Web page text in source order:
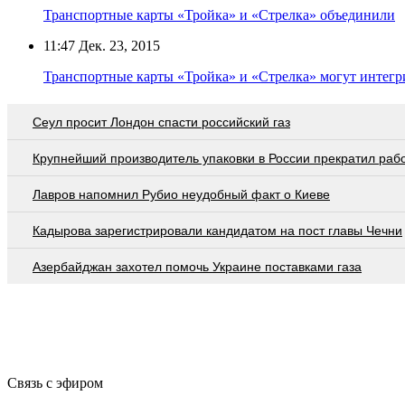
Транспортные карты «Тройка» и «Стрелка» объединили
11:47 Дек. 23, 2015
Транспортные карты «Тройка» и «Стрелка» могут
Сеул просит Лондон спасти российский газ
Крупнейший производитель упаковки в России прекратил
Лавров напомнил Рубио неудобный факт о Киеве
Кадырова зарегистрировали кандидатом на пост главы Чечни
Азербайджан захотел помочь Украине поставками газа
Связь с эфиром